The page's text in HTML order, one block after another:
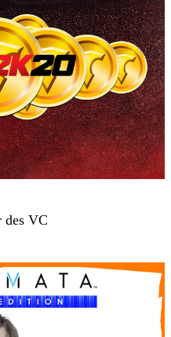
des VC